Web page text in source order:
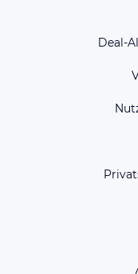
Deal-